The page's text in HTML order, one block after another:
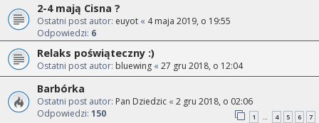
2-4 mają Cisna ?
Ostatni post autor: euyot « 4 maja 2019, o 19:55
Odpowiedzi: 6
Relaks poświąteczny :)
Ostatni post autor: bluewing « 27 gru 2018, o 12:04
Barbórka
Ostatni post autor: Pan Dziedzic « 2 gru 2018, o 02:06
Odpowiedzi: 150 1 … 4 5 6 7